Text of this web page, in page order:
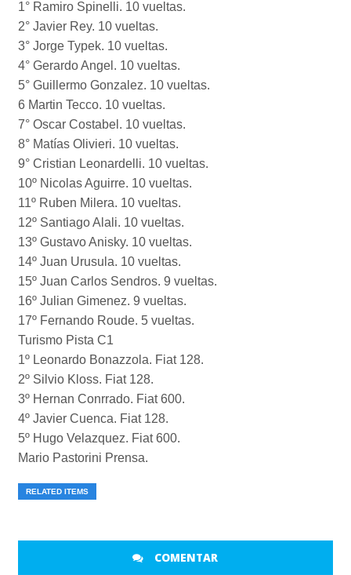
1° Ramiro Spinelli. 10 vueltas.
2° Javier Rey. 10 vueltas.
3° Jorge Typek. 10 vueltas.
4° Gerardo Angel. 10 vueltas.
5° Guillermo Gonzalez. 10 vueltas.
6 Martin Tecco. 10 vueltas.
7° Oscar Costabel. 10 vueltas.
8° Matías Olivieri. 10 vueltas.
9° Cristian Leonardelli. 10 vueltas.
10º Nicolas Aguirre. 10 vueltas.
11º Ruben Milera. 10 vueltas.
12º Santiago Alali. 10 vueltas.
13º Gustavo Anisky. 10 vueltas.
14º Juan Urusula. 10 vueltas.
15º Juan Carlos Sendros. 9 vueltas.
16º Julian Gimenez. 9 vueltas.
17º Fernando Roude. 5 vueltas.
Turismo Pista C1
1º Leonardo Bonazzola. Fiat 128.
2º Silvio Kloss. Fiat 128.
3º Hernan Conrrado. Fiat 600.
4º Javier Cuenca. Fiat 128.
5º Hugo Velazquez. Fiat 600.
Mario Pastorini Prensa.
RELATED ITEMS
COMENTAR